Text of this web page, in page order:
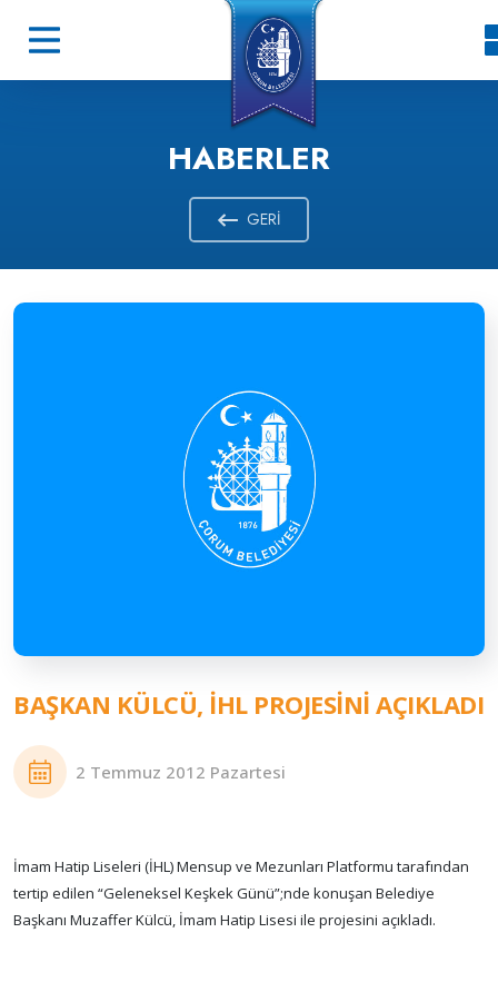
HABERLER
GERI
BAŞKAN KÜLCÜ, İHL PROJESİNİ AÇIKLADI
2 Temmuz 2012 Pazartesi
İmam Hatip Liseleri (İHL) Mensup ve Mezunları Platformu tarafından
tertip edilen “Geleneksel Keşkek Günü”;nde konuşan Belediye
Başkanı Muzaffer Külcü, İmam Hatip Lisesi ile projesini açıkladı.